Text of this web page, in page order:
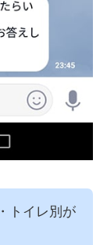
トイレ別が